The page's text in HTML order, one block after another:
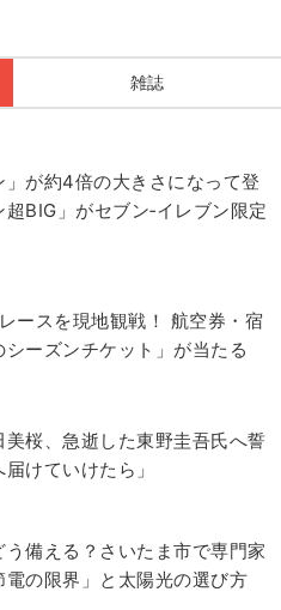
雑誌
」が約4倍の大きさになって登
BIG」がセブン‐イレブン限定
ースを現地観戦！ 航空券・宿
ーズンチケット」が当たる
桜、急逝した東野圭吾氏へ誓
けていけたら」
う備える？さいたま市で専門家
電の限界」と太陽光の選び方